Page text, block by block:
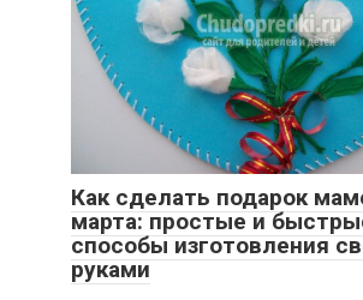
Как сделать подарок
марта: простые и
способы изготовления
руками